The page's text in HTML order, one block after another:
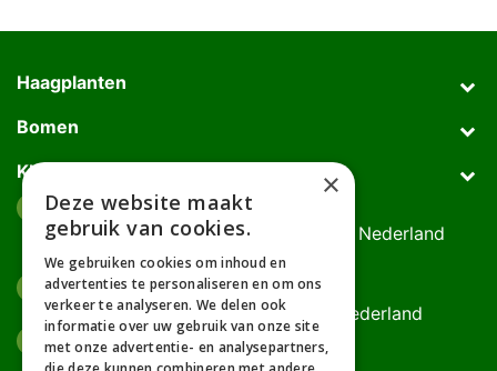
Haagplanten
Bomen
Klantenservice
Afhaaladres
Deurningerweg 50, 7623 AH Borne, Nederland
(op afspraak!)
Kantooradres
Bornsedijk 60, 7559 PT Hengelo, Nederland
085-0475588
06-17314481
×
Deze website maakt
gebruik van cookies.
We gebruiken cookies om inhoud en
advertenties te personaliseren en om ons
verkeer te analyseren. We delen ook
informatie over uw gebruik van onze site
met onze advertentie- en analysepartners,